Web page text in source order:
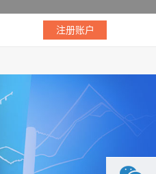
注册账户